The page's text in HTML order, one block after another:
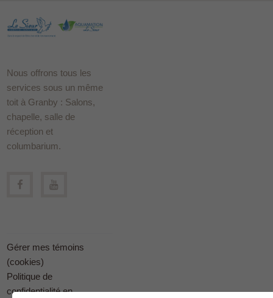
Nous offrons tous les
services sous un même
toit à Granby : Salons,
chapelle, salle de
réception et
columbarium.
Gérer mes témoins
(cookies)
Politique de
confidentialité en